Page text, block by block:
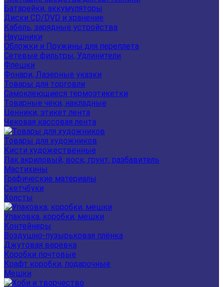
Батарейки, аккумуляторы
Диски CD/DVD и хранение
Кабель, зарядные устройства
Наушники
Обложки и Пружины для переплета
Сетевые фильтры, Удлинители
Флешки
Фонари, Лазерные указки
Товары для торговли
Самоклеющиеся термоэтикетки
Товарные чеки, накладные
Ценники, этикет лента
Чековая кассовая лента
Товары для художников
Кисти художественные
Лак акриловый, воск, грунт, разбавитель
Мастихины
Графические материалы
Скетчбуки
Холсты
Упаковка, коробки, мешки
Контейнеры
Воздушно-пузырьковая плёнка
Джутовая веревка
Коробки почтовые
Крафт коробки, подарочные
Мешки